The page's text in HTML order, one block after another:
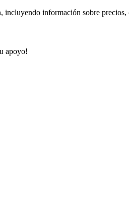
incluyendo información sobre
apoyo!